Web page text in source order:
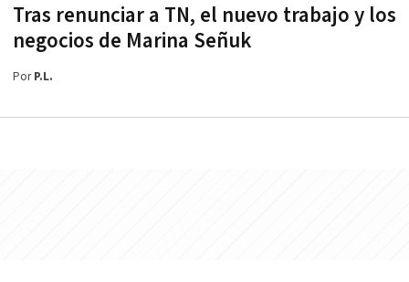
Tras renunciar a TN, el nuevo trabajo y los
negocios de Marina Señuk
PorP.L.